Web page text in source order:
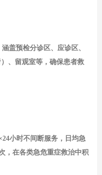
盖预检分诊区、应诊区、
、留观室等，确保患者救
小时不间断服务，日均急
，在各类急危重症救治中积